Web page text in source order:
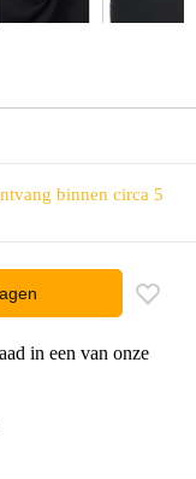
binnen circa 5
in een van onze